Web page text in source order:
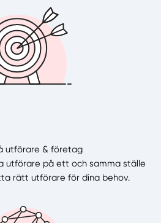
utförare & företag
utförare på ett och samma ställe
rätt utförare för dina behov.